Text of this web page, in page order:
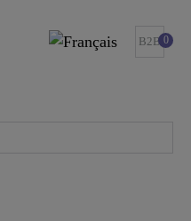
B2B 0